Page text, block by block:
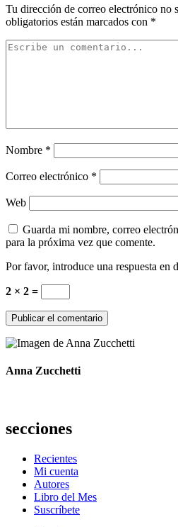
Tu dirección de correo electrónico no
obligatorios están marcados con *
Nombre *
Correo electrónico *
Web
Guarda mi nombre, correo
para la próxima vez que comente.
Por favor, introduce una respuesta en
2 × 2 =
Anna Zucchetti
secciones
Recientes
Mi cuenta
Autores
Libro del Mes
Suscríbete